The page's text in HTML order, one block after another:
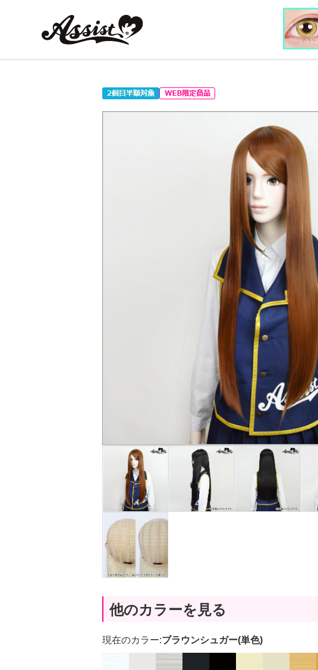
他のカラーを見る
現在のカラー:ブラウンシュガー(単色)